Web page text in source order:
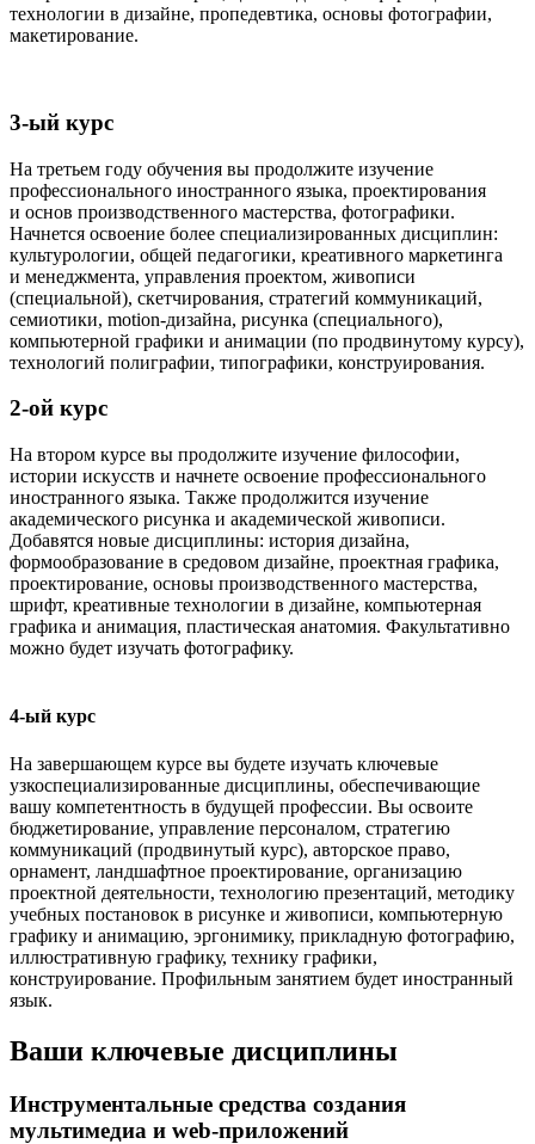
технологии в дизайне, пропедевтика, основы фотографии,
макетирование.
3-ый курс
На третьем году обучения вы продолжите изучение
профессионального иностранного языка, проектирования
и основ производственного мастерства, фотографики.
Начнется освоение более специализированных дисциплин:
культурологии, общей педагогики, креативного маркетинга
и менеджмента, управления проектом, живописи
(специальной), скетчирования, стратегий коммуникаций,
семиотики, motion-дизайна, рисунка (специального),
компьютерной графики и анимации (по продвинутому курсу),
технологий полиграфии, типографики, конструирования.
2-ой курс
На втором курсе вы продолжите изучение философии,
истории искусств и начнете освоение профессионального
иностранного языка. Также продолжится изучение
академического рисунка и академической живописи.
Добавятся новые дисциплины: история дизайна,
формообразование в средовом дизайне, проектная графика,
проектирование, основы производственного мастерства,
шрифт, креативные технологии в дизайне, компьютерная
графика и анимация, пластическая анатомия. Факультативно
можно будет изучать фотографику.
4-ый курс
На завершающем курсе вы будете изучать ключевые
узкоспециализированные дисциплины, обеспечивающие
вашу компетентность в будущей профессии. Вы освоите
бюджетирование, управление персоналом, стратегию
коммуникаций (продвинутый курс), авторское право,
орнамент, ландшафтное проектирование, организацию
проектной деятельности, технологию презентаций, методику
учебных постановок в рисунке и живописи, компьютерную
графику и анимацию, эргонимику, прикладную фотографию,
иллюстративную графику, технику графики,
конструирование. Профильным занятием будет иностранный
язык.
Ваши ключевые дисциплины
Инструментальные средства создания
мультимедиа и web-приложений